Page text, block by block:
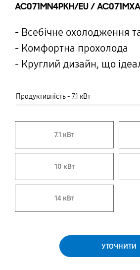
УТОЧНИТИ
AC071MN4PKH/EU /
Продуктивність - 7.1 кВт
14 кВт
- Всебічне охолодження
- Комфортна прохолода
- Круглий дизайн, що
10 кВт
7.1 кВт